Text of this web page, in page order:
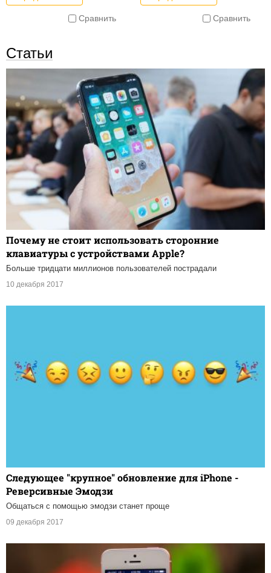
Сравнить Сравнить
Статьи
Почему не стоит использовать сторонние
клавиатуры с устройствами Apple?
Больше тридцати миллионов пользователей пострадали
10 декабря 2017
Следующее "крупное" обновление для iPhone -
Реверсивные Эмодзи
Общаться с помощью эмодзи станет проще
09 декабря 2017